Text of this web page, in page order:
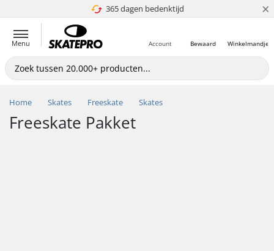
365 dagen bedenktijd
4.8 van 5 ×
Menu Winkelmandje
Bewaard
Account
Home Skates Freeskate Skates
Freeskate Pakket